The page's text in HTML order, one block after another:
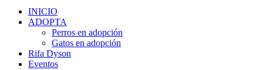
INICIO
ADOPTA
Perros en adopción
Gatos en adopción
Rifa Dyson
Eventos